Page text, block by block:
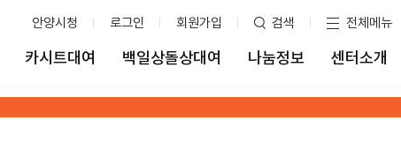
안양시청 로그인 회원가입 검색 전체메뉴
카시트대여 백일상돌상대여 나눔정보 센터소개